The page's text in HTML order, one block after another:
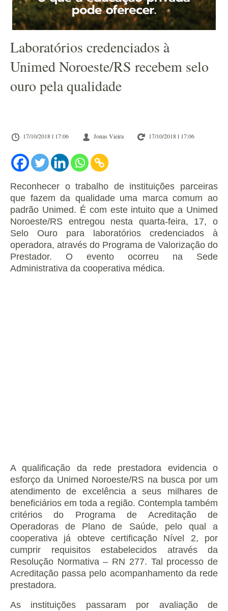
Laboratórios credenciados à
Unimed Noroeste/RS recebem selo
ouro pela qualidade
17/10/2018 l 17:06 Jonas Vieira 17/10/2018 l 17:06
Reconhecer o trabalho de instituições parceiras
que fazem da qualidade uma marca comum ao
padrão Unimed. É com este intuito que a Unimed
Noroeste/RS entregou nesta quarta-feira, 17, o
Selo Ouro para laboratórios credenciados à
operadora, através do Programa de Valorização do
Prestador. O evento ocorreu na Sede
Administrativa da cooperativa médica.
A qualificação da rede prestadora evidencia o
esforço da Unimed Noroeste/RS na busca por um
atendimento de excelência a seus milhares de
beneficiários em toda a região. Contempla também
critérios do Programa de Acreditação de
Operadoras de Plano de Saúde, pelo qual a
cooperativa já obteve certificação Nível 2, por
cumprir requisitos estabelecidos através da
Resolução Normativa – RN 277. Tal processo de
Acreditação passa pelo acompanhamento da rede
prestadora.
As instituições passaram por avaliação de